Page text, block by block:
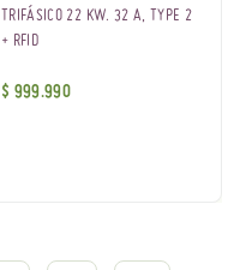
TRIFÁSICO 22 KW. 32 A, TYPE 2
+ RFID
$ 999.990